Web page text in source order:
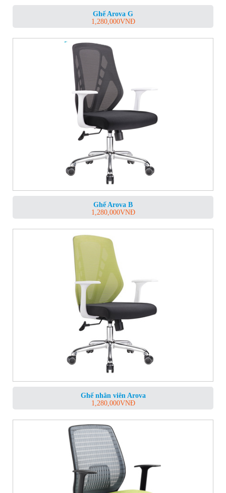
Ghế Arova G
1,280,000VNĐ
Ghế Arova B
1,280,000VNĐ
Ghế nhân viên Arova
1,280,000VNĐ